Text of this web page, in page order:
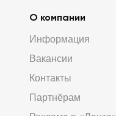
О компании
Информация
Вакансии
Контакты
Партнёрам